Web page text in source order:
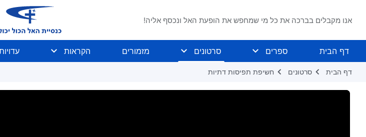
אנו מקבלים בברכה את כל מי שמחפש את הופעת האל ונכסף אליה!
דף הבית ספרים סרטונים מזמורים הקראות
דף הבית סרטונים חשיפת תפיסות דתיות